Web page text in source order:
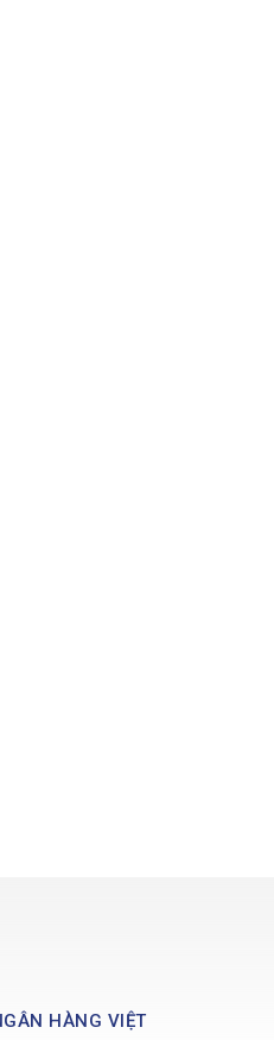
HÀNG VIỆT